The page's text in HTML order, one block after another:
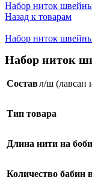
Набор ниток
Назад к товарам
Набор ниток
Набор ниток
Составл/ш (лавсан
Тип товара
Длина нити на
Количество бабин